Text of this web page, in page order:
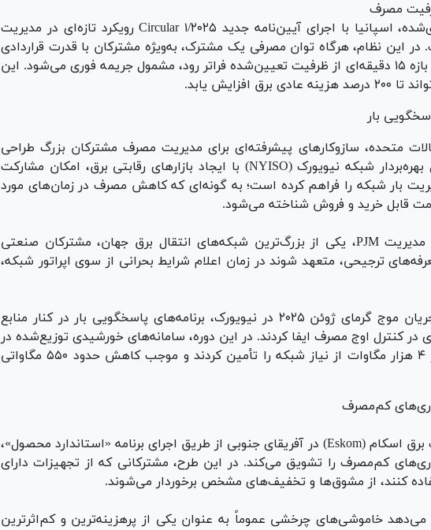
مصرف
بر اساس اطلاعات جمع‌آوری‌شده، اسپانیا با اجرای آیین‌نامه جدید Circular ۱/۲۰۲۵ رویکرد تازه‌ای در مدیریت
این نظام، هرگاه توان مصرفی یک مشترک، به‌ویژه مشترکان با قدرت قراردادی
بیش از ۱۵ کیلووات، در یک بازه ۱۵ دقیقه‌ای از ظرفیت تعیین‌شده فراتر رود، مشمول جریمه فوری می‌شود. این
یابد.
بار
متحده، سازوکار‌های پیشرفته‌ای برای مدیریت مصرف مشترکان بزرگ طراحی
شده است. سازمان مستقل بهره‌بردار شبکه نیویورک (NYISO) با ایجاد بازار‌های رقابتی برق، امکان مشارکت
بار شبکه را فراهم کرده است؛ به گونه‌ای که کاهش مصرف در زمان‌های مورد
قابل خرید و فروش شناخته می‌شود.
همچنین در بازار‌های تحت مدیریت PJM، یکی از بزرگ‌ترین شبکه‌های انتقال برق جهان، مشترکان صنعتی
ترجیحی، متعهد شوند در زمان اعلام شرایط بحرانی از سوی اپراتور شبکه،
بر اساس این گزارش، در جریان موج گرمای ژوئن ۲۰۲۵ در نیویورک، برنامه‌های پاسخگویی بار در کنار منابع
در کنترل اوج مصرف ایفا کردند. در این دوره، سامانه‌های خورشیدی توزیع‌شده در
ساعات اوج مصرف بیش از ۴ هزار مگاوات از نیاز شبکه را تأمین کردند و موجب کاهش حدود ۵۵۰ مگاواتی
کم‌مصرف
این گزارش می‌افزاید شرکت برق اسکام (Eskom) در آفریقای جنوبی از طریق اجرای برنامه «استاندارد محصول»،
کم‌مصرف را تشویق می‌کند. در این طرح، مشترکانی که از تجهیزات دارای
کنند، از مشوق‌ها و تخفیف‌های مشخص برخوردار می‌شوند.
خاموشی‌های چرخشی عموماً به عنوان یکی از پرهزینه‌ترین و کم‌اثرترین